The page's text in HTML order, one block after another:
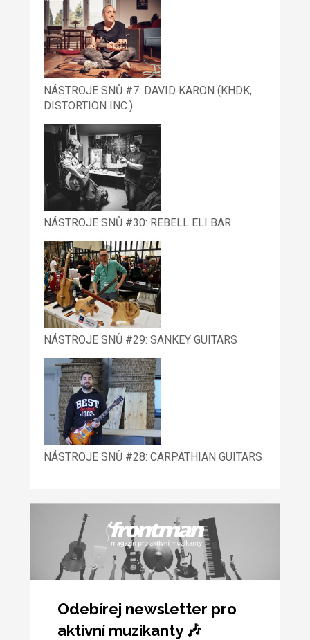
NÁSTROJE SNŮ #7: DAVID KARON (KHDK,
DISTORTION INC.)
NÁSTROJE SNŮ #30: REBELL ELI BAR
NÁSTROJE SNŮ #29: SANKEY GUITARS
NÁSTROJE SNŮ #28: CARPATHIAN GUITARS
Odebírej newsletter pro
aktivní muzikanty 🎶